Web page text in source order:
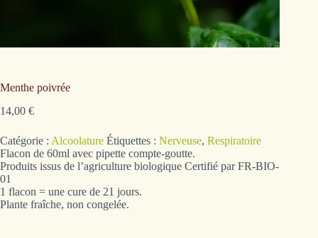
Menthe poivrée
14,00 €
Catégorie : Alcoolature Étiquettes : Nerveuse, Respiratoire
Flacon de 60ml avec pipette compte-goutte.
Produits issus de l’agriculture biologique Certifié par FR-BIO-
01
1 flacon = une cure de 21 jours.
Plante fraîche, non congelée.